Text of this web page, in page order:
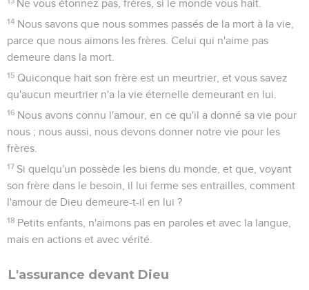
Ne vous étonnez pas, frères, si le monde vous hait.
14 Nous savons que nous sommes passés de la mort à la vie,
parce que nous aimons les frères. Celui qui n'aime pas
demeure dans la mort.
15 Quiconque hait son frère est un meurtrier, et vous savez
qu'aucun meurtrier n'a la vie éternelle demeurant en lui.
16 Nous avons connu l'amour, en ce qu'il a donné sa vie pour
nous ; nous aussi, nous devons donner notre vie pour les
frères.
17 Si quelqu'un possède les biens du monde, et que, voyant
son frère dans le besoin, il lui ferme ses entrailles, comment
l'amour de Dieu demeure-t-il en lui ?
18 Petits enfants, n'aimons pas en paroles et avec la langue,
mais en actions et avec vérité.
L'assurance devant Dieu